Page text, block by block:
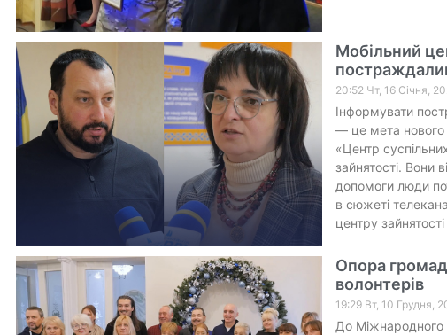
Мобільний
20:52 Чт, 16 Січня,
Інформувати
— це мета нового
«Центр
зайнятості. Вони
допомоги люди
в сюжеті
центру зайнятості
Опора
волонтерів
19:29 Вт, 10 Грудня,
До Міжнародного